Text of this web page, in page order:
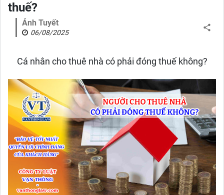
thuế?
Ánh Tuyết
06/08/2025
Cá nhân cho thuê nhà có phải đóng thuế không?